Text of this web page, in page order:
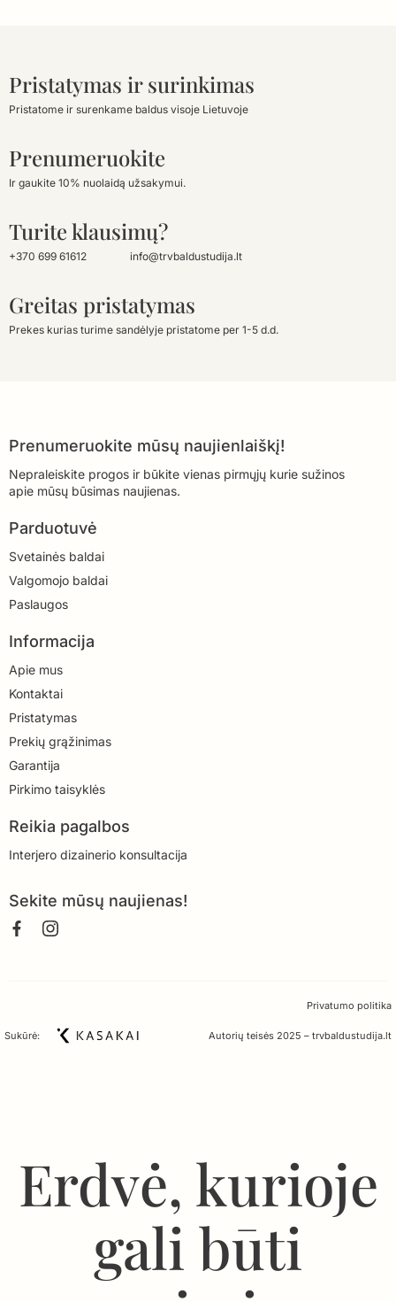
Pristatymas ir surinkimas
Pristatome ir surenkame baldus visoje Lietuvoje
Prenumeruokite
Ir gaukite 10% nuolaidą užsakymui.
Turite klausimų?
+370 699 61612 info@trvbaldustudija.lt
Greitas pristatymas
Prekes kurias turime sandėlyje pristatome per 1-5 d.d.
Prenumeruokite mūsų naujienlaiškį!
Nepraleiskite progos ir būkite vienas pirmųjų kurie sužinos
apie mūsų būsimas naujienas.
Parduotuvė
Svetainės baldai
Valgomojo baldai
Paslaugos
Informacija
Apie mus
Kontaktai
Pristatymas
Prekių grąžinimas
Garantija
Pirkimo taisyklės
Reikia pagalbos
Interjero dizainerio konsultacija
Sekite mūsų naujienas!
Privatumo politika
Sukūrė: Autorių teisės 2025 – trvbaldustudija.lt
Erdvė, kurioje
gali būti